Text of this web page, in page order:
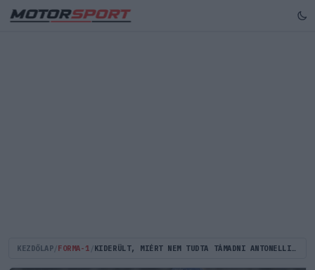
KEZDŐLAP FORMA-1 KIDERÜLT, MIÉRT NEM TUDTA TÁMADNI ANTONELLIT VERSTAPPEN AZ F1-ES BRAZIL NAGYDÍJON